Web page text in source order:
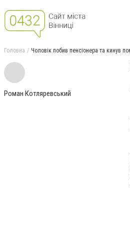
Головна Чоловік побив пенсіонера та кинув
Роман Котляревський